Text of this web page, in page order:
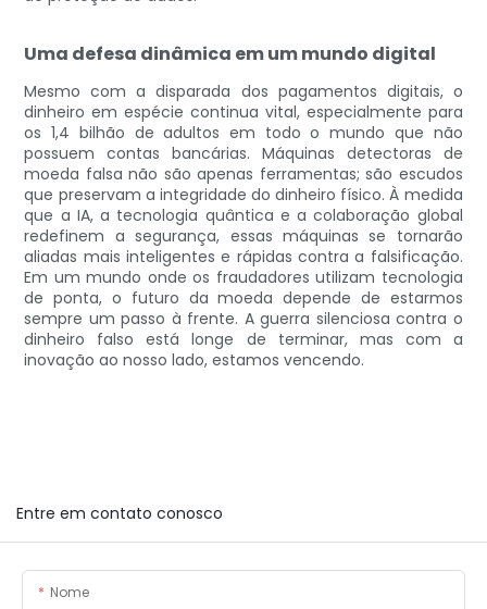
Uma defesa dinâmica em um mundo digital
Mesmo com a disparada dos pagamentos digitais, o
dinheiro em espécie continua vital, especialmente para
os 1,4 bilhão de adultos em todo o mundo que não
possuem contas bancárias. Máquinas detectoras de
moeda falsa não são apenas ferramentas; são escudos
que preservam a integridade do dinheiro físico. À medida
que a IA, a tecnologia quântica e a colaboração global
redefinem a segurança, essas máquinas se tornarão
aliadas mais inteligentes e rápidas contra a falsificação.
Em um mundo onde os fraudadores utilizam tecnologia
de ponta, o futuro da moeda depende de estarmos
sempre um passo à frente. A guerra silenciosa contra o
dinheiro falso está longe de terminar, mas com a
inovação ao nosso lado, estamos vencendo.
Entre em contato conosco
Nome